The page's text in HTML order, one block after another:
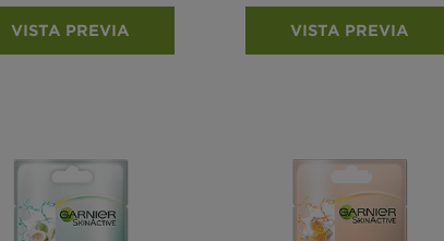
VISTA PREVIA VISTA PREVIA